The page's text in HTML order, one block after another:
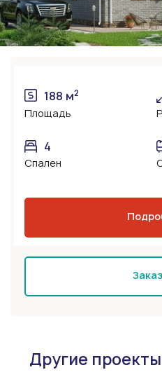
188 м2
Площадь
4
Спален
Другие